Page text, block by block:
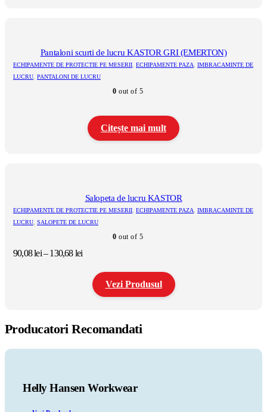
variații.
Opțiunile
pot
Pantaloni scurti de lucru KASTOR GRI (EMERTON)
ECHIPAMENTE DE PROTECTIE PE MESERII, ECHIPAMENTE PAZA, IMBRACAMINTE DE
LUCRU, PANTALONI DE LUCRU
0 out of 5
Citește mai mult
Salopeta de lucru KASTOR
ECHIPAMENTE DE PROTECTIE PE MESERII, ECHIPAMENTE PAZA, IMBRACAMINTE DE
LUCRU, SALOPETE DE LUCRU
0 out of 5
90,08lei– 130,68leiInterval
prețuri:
90,08 lei
până
Vezi Produsul
are
multe
Producatori Recomandati
Helly Hansen Workwear